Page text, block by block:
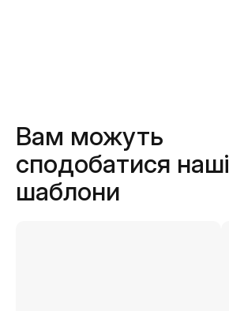
Вам можуть
сподобатися наші
шаблони